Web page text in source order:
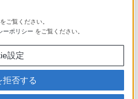
をご覧ください。
ーポリシー をご覧ください。
設定
拒否する